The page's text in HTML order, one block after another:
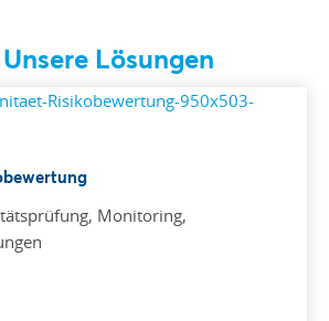
Lösungen
Monitoring,